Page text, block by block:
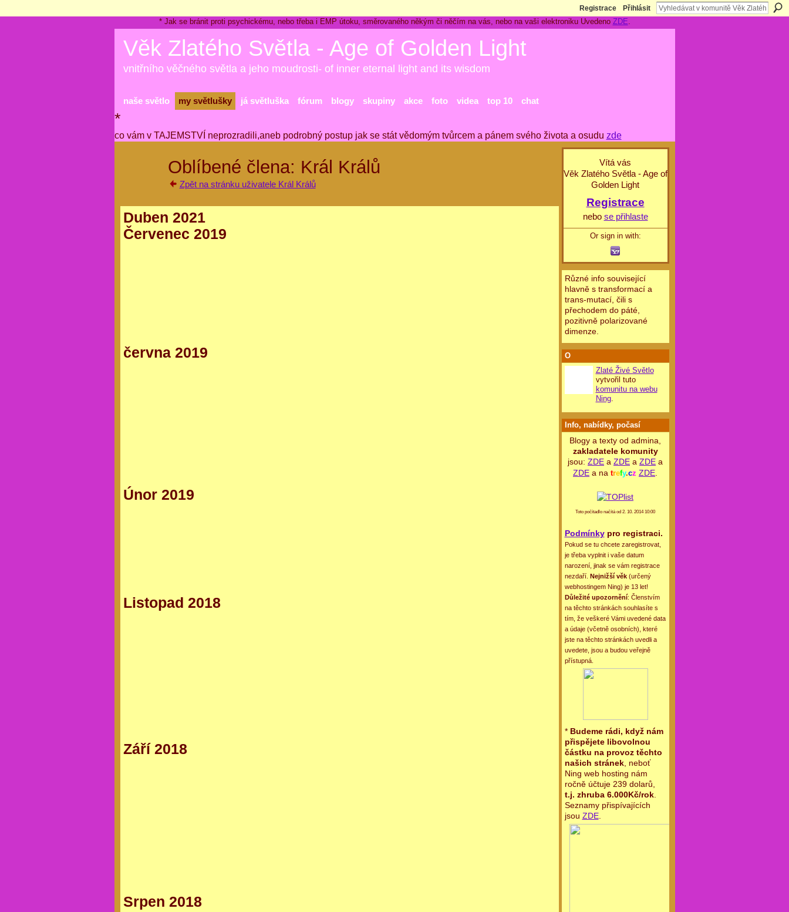
Registrace Přihlásit
* Jak se bránit proti psychickému, nebo třeba i EMP útoku, směrovaného někým či něčím na vás, nebo na vaši elektroniku Uvedeno ZDE.
Věk Zlatého Světla - Age of Golden Light
vnitřního věčného světla a jeho moudrosti- of inner eternal light and its wisdom
naše světlo my světlušky já světluška fórum blogy skupiny akce foto videa top 10 chat
*
co vám v TAJEMSTVÍ neprozradili,aneb podrobný postup jak se stát vědomým tvůrcem a pánem svého života a osudu zde
Oblíbené člena: Král Králů
Zpět na stránku uživatele Král Králů
Duben 2021
Červenec 2019
června 2019
Únor 2019
Listopad 2018
Září 2018
Srpen 2018
Vítá vás
Věk Zlatého Světla - Age of
Golden Light
Registrace
nebo se přihlaste
Or sign in with:
Různé info související
hlavně s transformací a
trans-mutací, čili s
přechodem do páté,
pozitivně polarizované
dimenze.
O
Zlaté Živé Světlo
vytvořil tuto
komunitu na webu
Ning.
Info, nabídky, počasí
Blogy a texty od admina,
zakladatele komunity
jsou: ZDE a ZDE a ZDE a
ZDE a na trefy.cz ZDE
Toto počítadlo načítá od 2. 10. 2014 10:00
Podmínkypro registraci.
Pokud se tu chcete zaregistrovat,
je třeba vyplnit i vaše datum
narození, jinak se vám registrace
nezdaří. Nejnižší věk(určený
webhostingem Ning) je 13 let!
Důležité upozornění: Členstvím
na těchto stránkách souhlasíte s
tím, že veškeré Vámi uvedené data
a údaje (včetně osobních), které
jste na těchto stránkách uvedli a
uvedete, jsou a budou veřejně
přístupná.
* Budeme rádi, když nám
přispějete libovolnou
částku na provoz těchto
našich stránek, neboť
Ning web hosting nám
ročně účtuje 239 dolarů,
t.j. zhruba 6.000Kč/rok.
Seznamy přispívajících
jsou ZDE.